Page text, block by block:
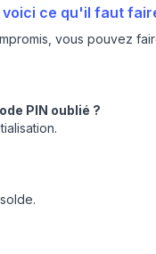
voici ce qu'il faut
vous pouvez
PIN oublié ?